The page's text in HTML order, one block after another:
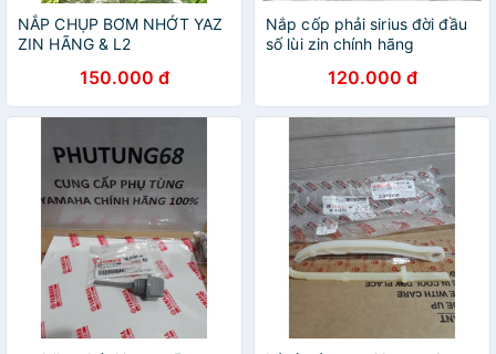
NẮP CHỤP BƠM NHỚT YAZ
ZIN HÃNG & L2
150.000 đ
Nắp cốp phải sirius đời đầu
số lùi zin chính hãng
120.000 đ